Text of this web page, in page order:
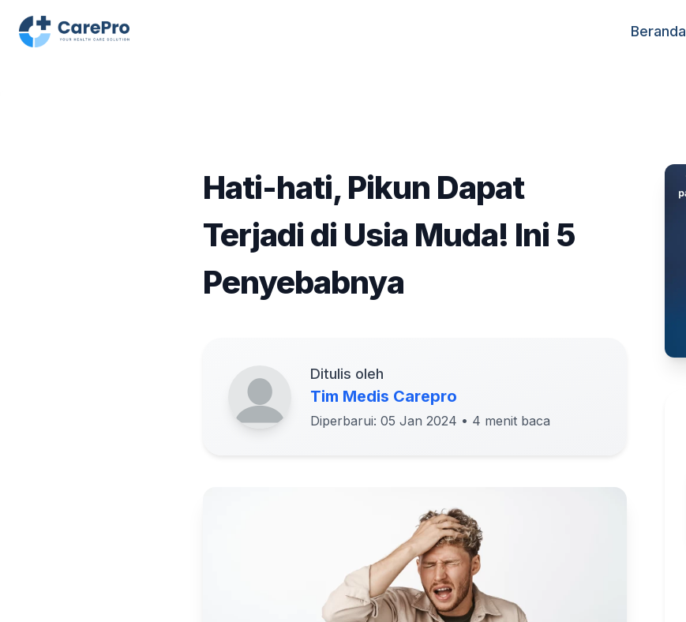
Beranda
Hati-hati, Pikun Dapat
Terjadi di Usia Muda! Ini 5
Penyebabnya
Ditulis oleh
Tim Medis Carepro
Diperbarui: 05 Jan 2024 • 4 menit baca